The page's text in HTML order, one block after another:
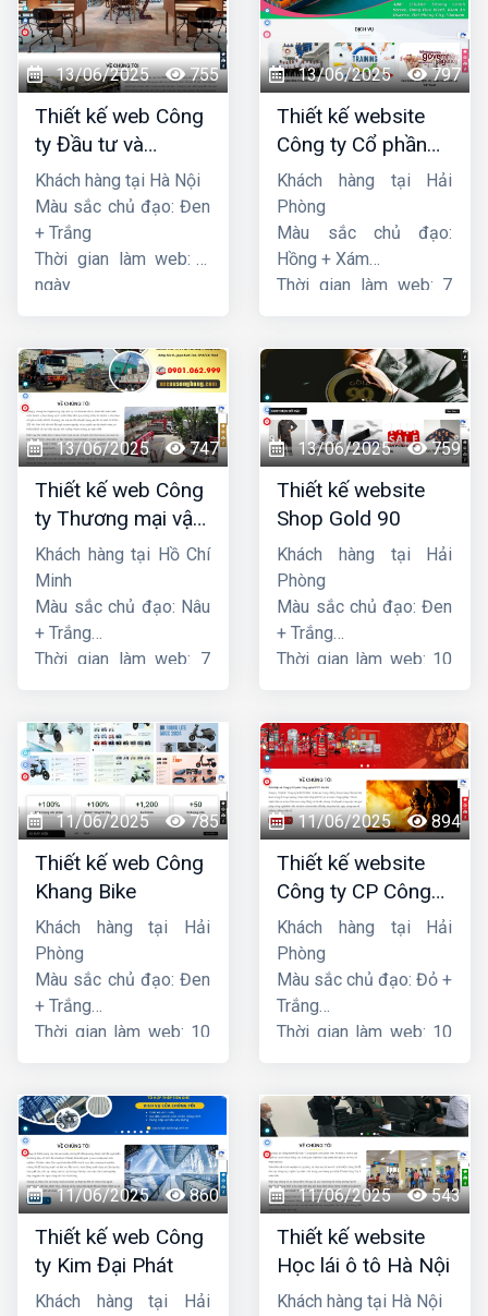
13/06/2025 755
Thiết kế web Công
ty Đầu tư và
Thương mại Five-
Star
Khách hàng tại Hà Nội
Màu sắc chủ đạo: Đen
+ Trắng
Thời gian làm web: 7
ngày
13/06/2025 797
Thiết kế website
Công ty Cổ phần
dịch vụ hàng hải
Sen
Khách hàng tại Hải
Phòng
Màu sắc chủ đạo:
Hồng + Xám
Thời gian làm web: 7
13/06/2025 747
Thiết kế web Công
ty Thương mại vận
tải Song Bằng
Khách hàng tại Hồ Chí
Minh
Màu sắc chủ đạo: Nâu
+ Trắng
Thời gian làm web: 7
13/06/2025 759
Thiết kế website
Shop Gold 90
Khách hàng tại Hải
Phòng
Màu sắc chủ đạo: Đen
+ Trắng
Thời gian làm web: 10
11/06/2025 785
Thiết kế web Công
Khang Bike
Khách hàng tại Hải
Phòng
Màu sắc chủ đạo: Đen
+ Trắng
Thời gian làm web: 10
11/06/2025 894
Thiết kế website
Công ty CP Công
nghệ PCCC Bắc Hà
Khách hàng tại Hải
Phòng
Màu sắc chủ đạo: Đỏ +
Trắng
Thời gian làm web: 10
11/06/2025 860
Thiết kế web Công
ty Kim Đại Phát
Khách hàng tại Hải
11/06/2025 543
Thiết kế website
Học lái ô tô Hà Nội
Khách hàng tại Hà Nội